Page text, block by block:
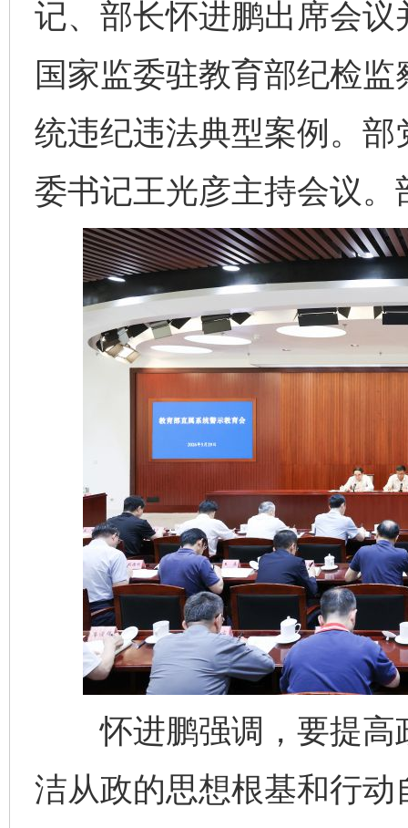
记、部长怀进鹏出席会
国家监委驻教育部纪检
统违纪违法典型案例。
委书记王光彦主持会议
怀进鹏强调，要提高
洁从政的思想根基和行